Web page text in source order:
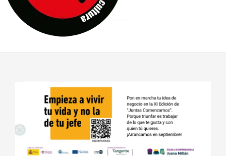
MARSHALL FLASH PRESENTA EN EXVITA [RELATIVA
JOFRE BARDAGÍ EN EXVITA INTERPRETANDO A SERRAT